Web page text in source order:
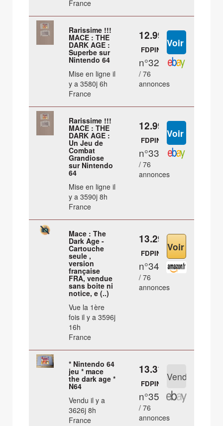
France
Rarissime !!!
MACE : THE
DARK AGE :
Superbe sur
Nintendo 64
Mise en ligne il
y a 3580j 6h
France
12.99 €
FDPIN
n°32
/ 76
annonces
Rarissime !!!
MACE : THE
DARK AGE :
Un Jeu de
Combat
Grandiose
sur Nintendo
64
Mise en ligne il
y a 3590j 8h
France
12.99 €
FDPIN
n°33
/ 76
annonces
Mace : The
Dark Age -
Cartouche
seule ,
version
française
FRA, vendue
sans boite ni
notice, e (..)
Vue la 1ère
fois il y a 3596j
16h
France
13.29 €
FDPIN
n°34
/ 76
annonces
* Nintendo 64
jeu * mace
the dark age *
N64
Vendu il y a
3626j 8h
France
13.31 €
FDPIN
n°35
/ 76
annonces